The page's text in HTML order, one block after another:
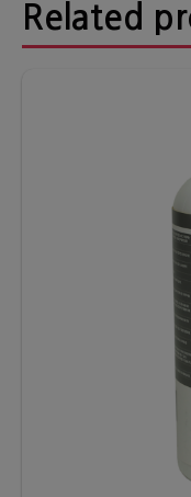
Related